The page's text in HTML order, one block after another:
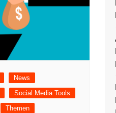
News
Social Media Tools
Themen